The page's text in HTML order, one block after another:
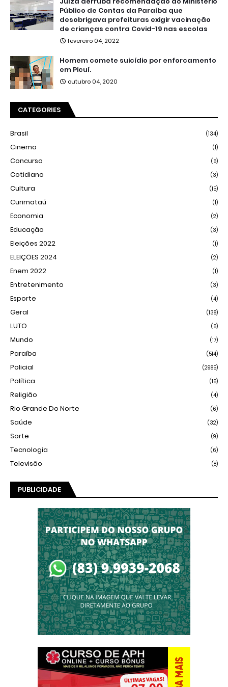
Público de Contas da Paraíba que
desobrigava prefeituras exigir vacinação
de crianças contra Covid-19 nas escolas
fevereiro 04, 2022
Homem comete suicídio por enforcamento
em Picuí.
outubro 04, 2020
CATEGORIES
Brasil (134)
Cinema (1)
Concurso (5)
Cotidiano (3)
Cultura (15)
Curimataú (1)
Economia (2)
Educação (3)
Eleições 2022 (1)
ELEIÇÕES 2024 (2)
Enem 2022 (1)
Entretenimento (3)
Esporte (4)
Geral (138)
LUTO (5)
Mundo (17)
Paraíba (514)
Policial (2985)
Política (15)
Religião (4)
Rio Grande Do Norte (6)
Saúde (32)
Sorte (9)
Tecnologia (6)
Televisão (8)
PUBLICIDADE